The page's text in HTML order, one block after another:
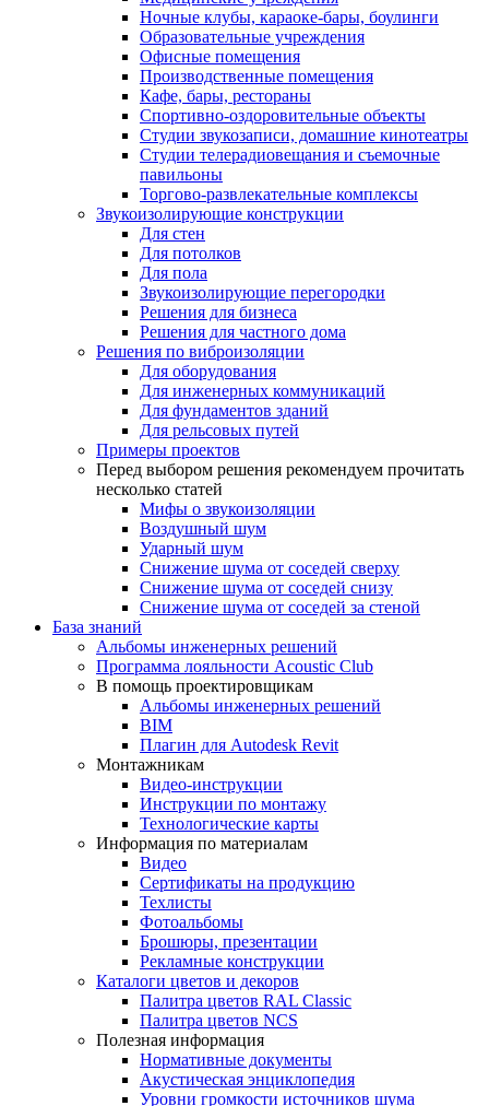
Ночные клубы, караоке-бары, боулинги
Образовательные учреждения
Офисные помещения
Производственные помещения
Кафе, бары, рестораны
Спортивно-оздоровительные объекты
Студии звукозаписи, домашние кинотеатры
Студии телерадиовещания и съемочные
павильоны
Торгово-развлекательные комплексы
Звукоизолирующие конструкции
Для стен
Для потолков
Для пола
Звукоизолирующие перегородки
Решения для бизнеса
Решения для частного дома
Решения по виброизоляции
Для оборудования
Для инженерных коммуникаций
Для фундаментов зданий
Для рельсовых путей
Примеры проектов
Перед выбором решения рекомендуем прочитать
несколько статей
Мифы о звукоизоляции
Воздушный шум
Ударный шум
Снижение шума от соседей сверху
Снижение шума от соседей снизу
Снижение шума от соседей за стеной
База знаний
Альбомы инженерных решений
Программа лояльности Acoustic Club
В помощь проектировщикам
Альбомы инженерных решений
BIM
Плагин для Autodesk Revit
Монтажникам
Видео-инструкции
Инструкции по монтажу
Технологические карты
Информация по материалам
Видео
Сертификаты на продукцию
Техлисты
Фотоальбомы
Брошюры, презентации
Рекламные конструкции
Каталоги цветов и декоров
Палитра цветов RAL Сlassic
Палитра цветов NCS
Полезная информация
Нормативные документы
Акустическая энциклопедия
Уровни громкости источников шума